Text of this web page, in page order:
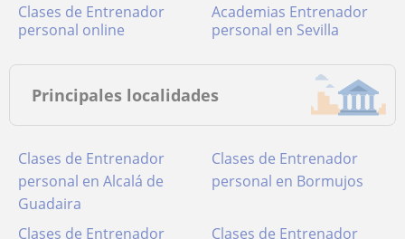
Clases de Entrenador
personal online
academias Entrenador
personal en Sevilla
Principales localidades
Clases de Entrenador
personal en Alcalá de
Guadaira
Clases de Entrenador
personal en Bormujos
Clases de Entrenador
Clases de Entrenador